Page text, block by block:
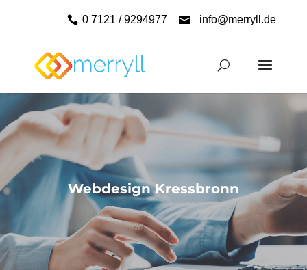
0 7121 / 9294977 info@merryll.de
Webdesign Kressbronn